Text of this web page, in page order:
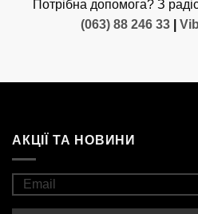
Потрібна допомога? З
(063) 88 246 33
АКЦІЇ ТА НОВИНИ